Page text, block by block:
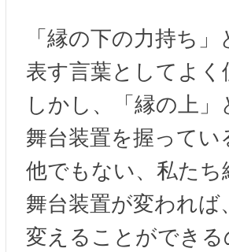
「縁の下の力持ち
表す言葉としてよ
しかし、「縁の上
舞台装置を握ってい
他でもない、私た
舞台装置が変われ
変えることができ